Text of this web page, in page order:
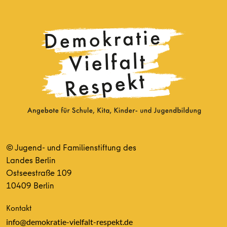
© Jugend- und Familienstiftung des
Landes Berlin
Ostseestraße 109
10409 Berlin
Kontakt
info@demokratie-vielfalt-respekt.de